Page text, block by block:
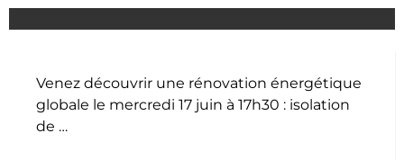
Venez découvrir une rénovation énergétique
globale le mercredi 17 juin à 17h30 : isolation
de …